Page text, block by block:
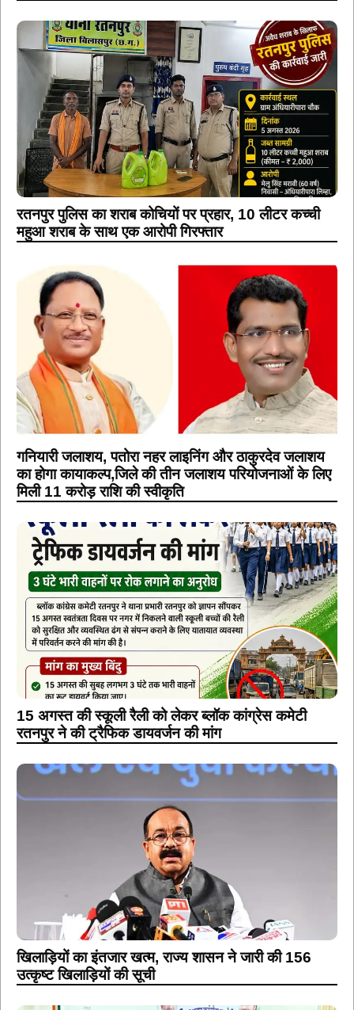
रतनपुर पुलिस का शराब कोचियों पर प्रहार, 10 लीटर कच्ची
महुआ शराब के साथ एक आरोपी गिरफ्तार
गनियारी जलाशय, पतोरा नहर लाइनिंग और ठाकुरदेव जलाशय
का होगा कायाकल्प,जिले की तीन जलाशय परियोजनाओं के लिए
मिली 11 करोड़ राशि की स्वीकृति
15 अगस्त की स्कूली रैली को लेकर ब्लॉक कांग्रेस कमेटी
रतनपुर ने की ट्रैफिक डायवर्जन की मांग
खिलाड़ियों का इंतजार खत्म, राज्य शासन ने जारी की 156
उत्कृष्ट खिलाड़ियों की सूची